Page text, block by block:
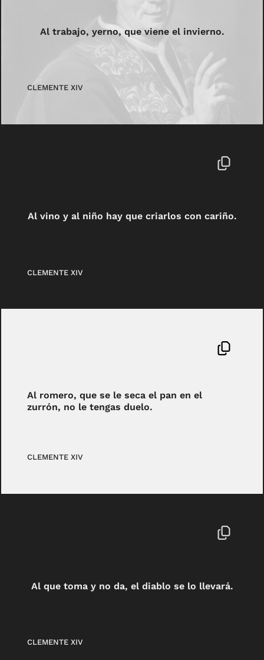
Al trabajo, yerno, que viene el invierno.
CLEMENTE XIV
Al vino y al niño hay que criarlos con cariño.
CLEMENTE XIV
Al romero, que se le seca el pan en el
zurrón, no le tengas duelo.
CLEMENTE XIV
Al que toma y no da, el diablo se lo llevará.
CLEMENTE XIV